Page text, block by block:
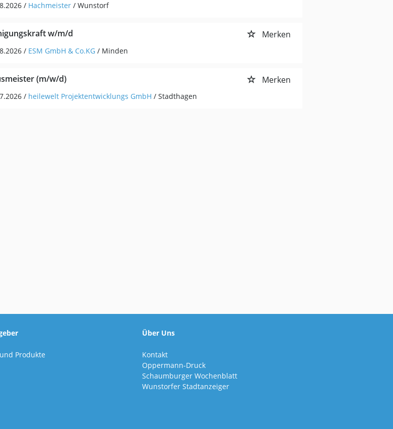
/ Hachmeister / Wunstorf
w/m/d Merken
/ ESM GmbH & Co.KG / Minden
(m/w/d) Merken
/ heilewelt Projektentwicklungs GmbH / Stadthagen
Produkte
Über Uns
Kontakt
Oppermann-Druck
Schaumburger Wochenblatt
Wunstorfer Stadtanzeiger